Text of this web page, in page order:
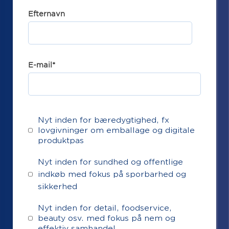
Efternavn
E-mail *
Nyt inden for bæredygtighed, fx
lovgivninger om emballage og digitale
produktpas
Nyt inden for sundhed og offentlige
indkøb med fokus på sporbarhed og
sikkerhed
Nyt inden for detail, foodservice,
beauty osv. med fokus på nem og